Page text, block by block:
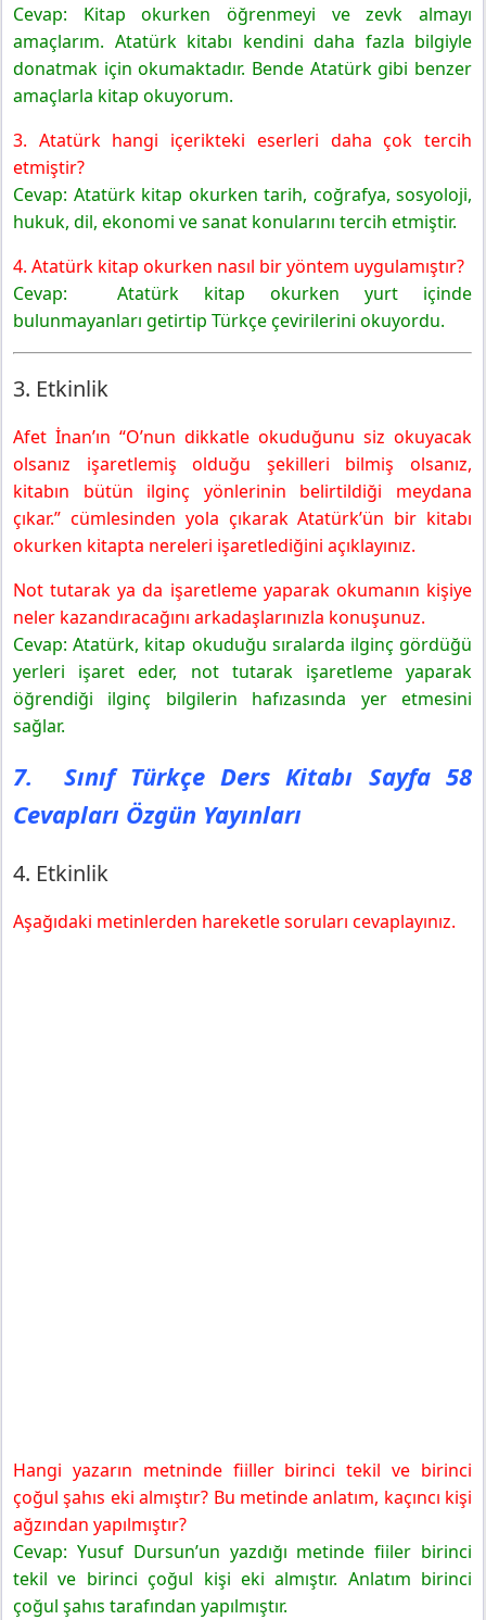
Cevap: Kitap okurken öğrenmeyi ve zevk almayı
amaçlarım. Atatürk kitabı kendini daha fazla bilgiyle
donatmak için okumaktadır. Bende Atatürk gibi benzer
amaçlarla kitap okuyorum.
3. Atatürk hangi içerikteki eserleri daha çok tercih
etmiştir?
Cevap: Atatürk kitap okurken tarih, coğrafya, sosyoloji,
hukuk, dil, ekonomi ve sanat konularını tercih etmiştir.
4. Atatürk kitap okurken nasıl bir yöntem uygulamıştır?
Cevap: Atatürk kitap okurken yurt içinde
bulunmayanları getirtip Türkçe çevirilerini okuyordu.
3. Etkinlik
Afet İnan’ın “O’nun dikkatle okuduğunu siz okuyacak
olsanız işaretlemiş olduğu şekilleri bilmiş olsanız,
kitabın bütün ilginç yönlerinin belirtildiği meydana
çıkar.” cümlesinden yola çıkarak Atatürk’ün bir kitabı
okurken kitapta nereleri işaretlediğini açıklayınız.
Not tutarak ya da işaretleme yaparak okumanın kişiye
neler kazandıracağını arkadaşlarınızla konuşunuz.
Cevap: Atatürk, kitap okuduğu sıralarda ilginç gördüğü
yerleri işaret eder, not tutarak işaretleme yaparak
öğrendiği ilginç bilgilerin hafızasında yer etmesini
sağlar.
7. Sınıf Türkçe Ders Kitabı Sayfa 58
Cevapları Özgün Yayınları
4. Etkinlik
Aşağıdaki metinlerden hareketle soruları cevaplayınız.
Hangi yazarın metninde fiiller birinci tekil ve birinci
çoğul şahıs eki almıştır? Bu metinde anlatım, kaçıncı kişi
ağzından yapılmıştır?
Cevap: Yusuf Dursun’un yazdığı metinde fiiler birinci
tekil ve birinci çoğul kişi eki almıştır. Anlatım birinci
çoğul şahıs tarafından yapılmıştır.